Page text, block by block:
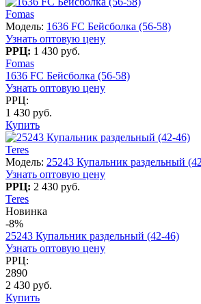
Fomas
Модель: 1636 FC Бейсболка (56-58)
Узнать оптовую цену
РРЦ: 1 430 руб.
Fomas
1636 FC Бейсболка (56-58)
Узнать оптовую цену
РРЦ:
1 430 руб.
Купить
Teres
Модель: 25243 Купальник раздельный
Узнать оптовую цену
РРЦ: 2 430 руб.
Teres
Новинка
-8%
25243 Купальник раздельный (42-46)
Узнать оптовую цену
РРЦ:
2890
2 430 руб.
Купить